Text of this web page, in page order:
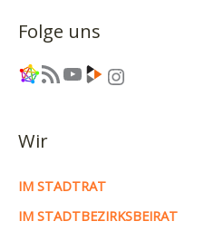
Folge uns
Link RSS-Feed YouTube Link Instagram
Wir
IM STADTRAT
IM STADTBEZIRKSBEIRAT